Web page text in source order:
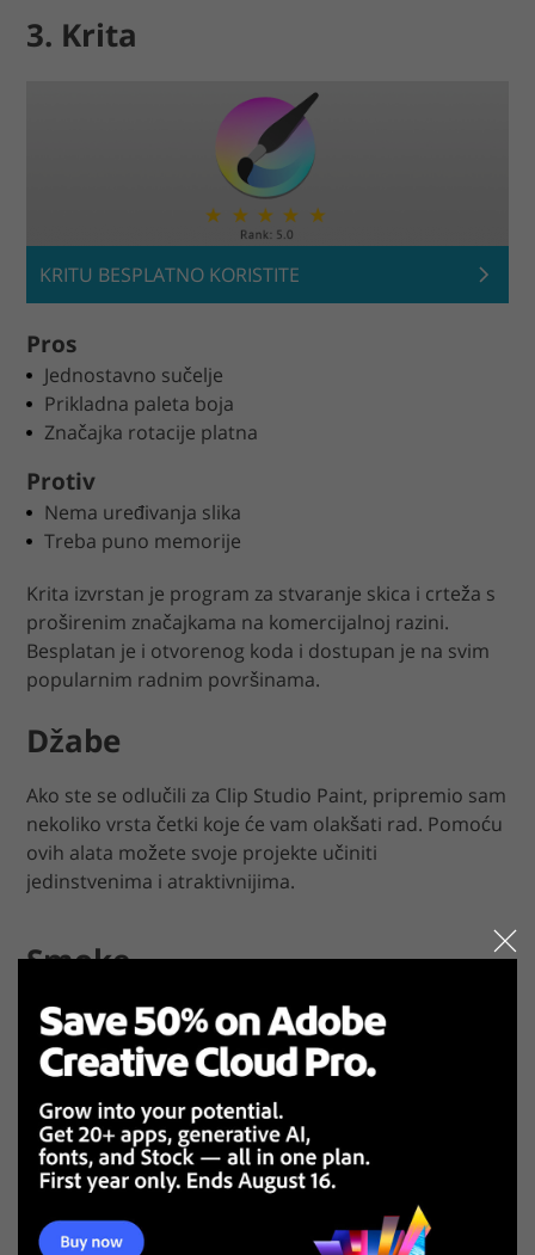
3. Krita
KRITU BESPLATNO KORISTITE
Pros
Jednostavno sučelje
Prikladna paleta boja
Značajka rotacije platna
Protiv
Nema uređivanja slika
Treba puno memorije
Krita izvrstan je program za stvaranje skica i crteža s
proširenim značajkama na komercijalnoj razini.
Besplatan je i otvorenog koda i dostupan je na svim
popularnim radnim površinama.
Džabe
Ako ste se odlučili za Clip Studio Paint, pripremio sam
nekoliko vrsta četki koje će vam olakšati rad. Pomoću
ovih alata možete svoje projekte učiniti
jedinstvenima i atraktivnijima.
Smoke